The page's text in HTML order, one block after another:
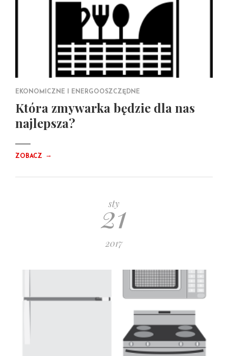
EKONOMICZNE I ENERGOOSZCZĘDNE
Która zmywarka będzie dla nas
najlepsza?
ZOBACZ →
sty
21
2017